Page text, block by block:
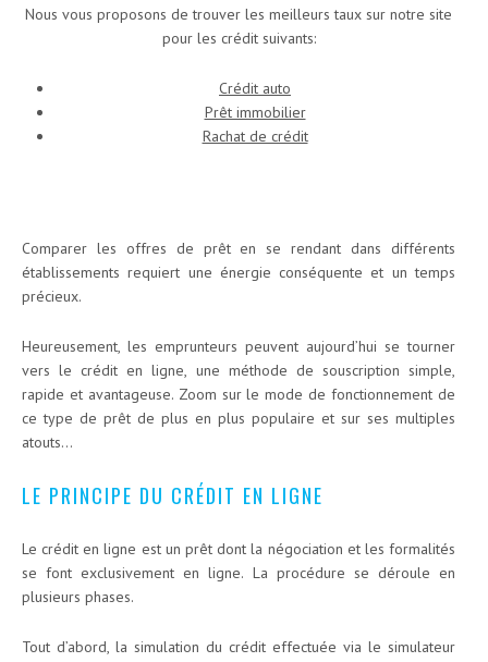
Nous vous proposons de trouver les meilleurs taux sur notre site
pour les crédit suivants:
Crédit auto
Prêt immobilier
Rachat de crédit
Comparer les offres de prêt en se rendant dans différents
établissements requiert une énergie conséquente et un temps
précieux.
Heureusement, les emprunteurs peuvent aujourd’hui se tourner
vers le crédit en ligne, une méthode de souscription simple,
rapide et avantageuse. Zoom sur le mode de fonctionnement de
ce type de prêt de plus en plus populaire et sur ses multiples
atouts…
LE PRINCIPE DU CRÉDIT EN LIGNE
Le crédit en ligne est un prêt dont la négociation et les formalités
se font exclusivement en ligne. La procédure se déroule en
plusieurs phases.
Tout d’abord, la simulation du crédit effectuée via le simulateur